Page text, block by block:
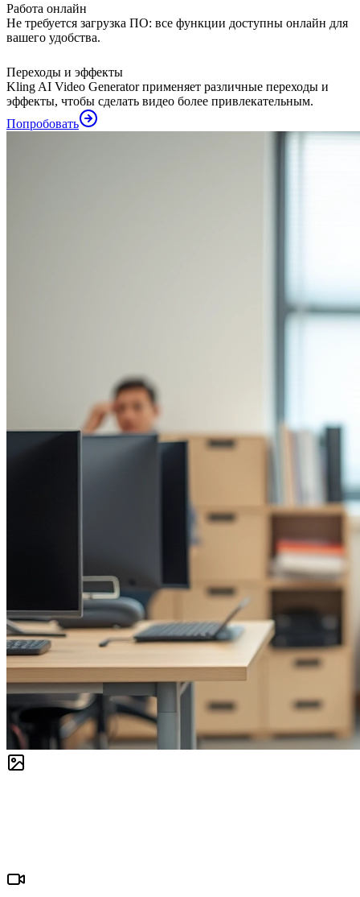
Работа онлайн
Не требуется загрузка ПО: все функции доступны онлайн для
вашего удобства.
Переходы и эффекты
Kling AI Video Generator применяет различные переходы и
эффекты, чтобы сделать видео более привлекательным.
Попробовать